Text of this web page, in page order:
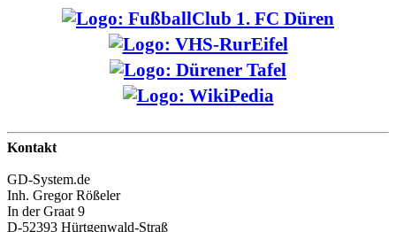
Kontakt
GD-System.de
Inh. Gregor Rößeler
In der Graat 9
D-52393 Hürtgenwald-Straß